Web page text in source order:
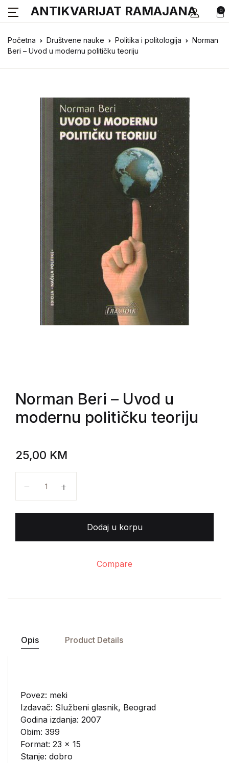
0
ANTIKVARIJAT RAMAJANA
Početna Društvene nauke Politika i politologija
Norman
Beri – Uvod u modernu političku teoriju
Norman Beri – Uvod u
modernu političku teoriju
25,00 KM
Dodaj u korpu
Compare
Opis Product Details
Povez: meki
Izdavač: Službeni glasnik, Beograd
Godina izdanja: 2007
Obim: 399
Format: 23 x 15
Stanje: dobro